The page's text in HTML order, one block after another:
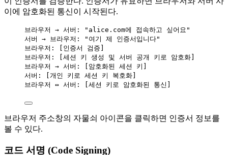
이에 암호화된 통신이 시작된다.
브라우저 → 서버: "alice.com에 접속하고 싶어요"
서버 → 브라우저: "여기 제 인증서입니다"
브라우저: [인증서 검증]
브라우저: [세션 키 생성 및 서버 공개 키로 암호화]
브라우저 → 서버: [암호화된 세션 키]
서버: [개인 키로 세션 키 복호화]
브라우저 ↔ 서버: [세션 키로 암호화된 통신]
브라우저 주소창의 자물쇠 아이콘을 클릭하면 인증서 정보를
볼 수 있다.
코드 서명 (Code Signing)